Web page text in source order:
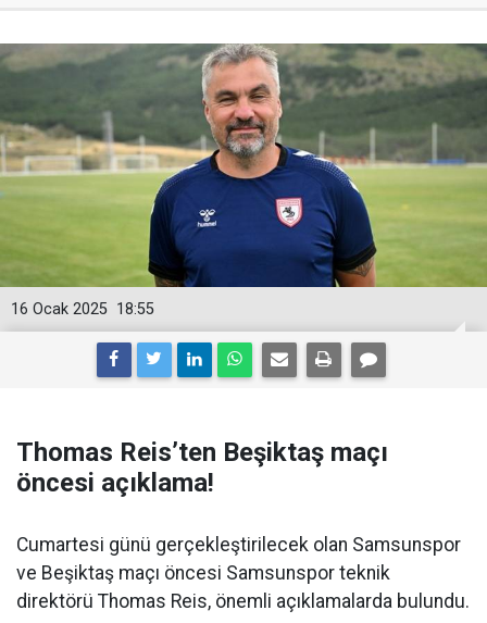
18:55
16 Ocak 2025
Thomas Reis’ten Beşiktaş maçı
öncesi açıklama!
Cumartesi günü gerçekleştirilecek olan Samsunspor
ve Beşiktaş maçı öncesi Samsunspor teknik
direktörü Thomas Reis, önemli açıklamalarda bulundu.